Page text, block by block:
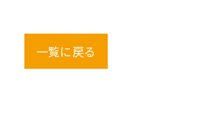
一覧に戻る